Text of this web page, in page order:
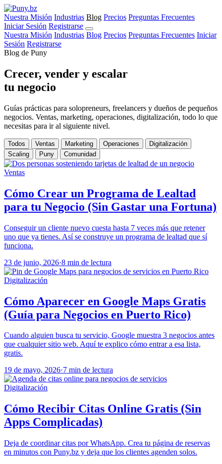
Nuestra Misión Industrias Blog Precios Preguntas Frecuentes
Iniciar Sesión Registrarse
Nuestra Misión Industrias Blog Precios Preguntas Frecuentes Iniciar
Sesión Registrarse
Blog de Puny
Crecer, vender y escalar
tu negocio
Guías prácticas para solopreneurs, freelancers y dueños de pequeños
negocios. Ventas, marketing, operaciones, digitalización, todo lo que
necesitas para ir al siguiente nivel.
Todos Ventas Marketing Operaciones
Digitalización
Scaling
Puny Comunidad
Ventas
Cómo Crear un Programa de Lealtad
para tu Negocio (Sin Gastar una Fortuna)
Conseguir un cliente nuevo cuesta hasta 7 veces más que retener
uno que ya tienes. Así se construye un programa de lealtad que sí
funciona.
23 de junio, 2026·8 min de lectura
Digitalización
Cómo Aparecer en Google Maps Gratis
(Guía para Negocios en Puerto Rico)
Cuando alguien busca tu servicio, Google muestra 3 negocios antes
que cualquier sitio web. Aquí te explico cómo entrar a esa lista,
gratis.
19 de mayo, 2026·7 min de lectura
Digitalización
Cómo Recibir Citas Online Gratis (Sin
Apps Complicadas)
Deja de coordinar citas por WhatsApp. Crea tu página de reservas
en minutos con Puny.bz y deja que los clientes agenden solos.